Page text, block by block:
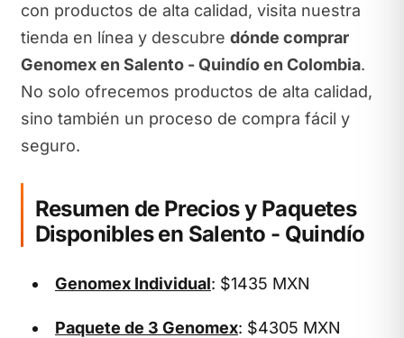
con productos de alta calidad, visita nuestra
tienda en línea y descubre dónde comprar
Genomex en Salento - Quindío en Colombia.
No solo ofrecemos productos de alta calidad,
sino también un proceso de compra fácil y
seguro.
Resumen de Precios y Paquetes
Disponibles en Salento - Quindío
Genomex Individual: $1435 MXN
Paquete de 3 Genomex: $4305 MXN